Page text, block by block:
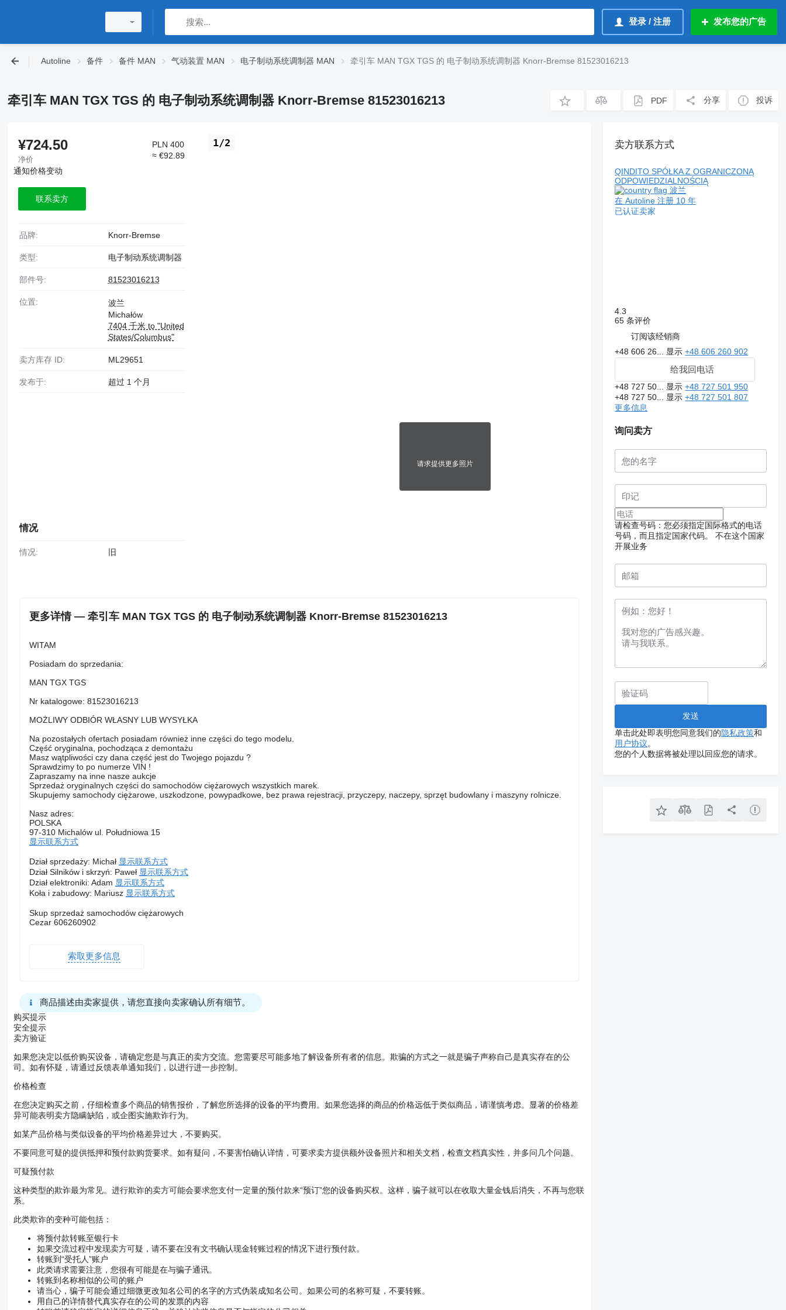
登录 / 注册 发布您的广告
Autoline 备件 备件 MAN 气动装置 MAN 电子制动系统调制器 MAN 牵引车 MAN TGX TGS 的 电子制动系统调制器 Knorr-Bremse 81523016213
牵引车 MAN TGX TGS 的 电子制动系统调制器 Knorr-Bremse 81523016213 PDF 分享 投诉
请求提供更多照片
1/2
¥724.50
净价
PLN 400
≈ €92.89
通知价格变动
联系卖方
品牌: Knorr-Bremse
类型: 电子制动系统调制器
部件号: 81523016213
位置:
波兰
Michałów
7404 千米 to "United
States/Columbus"
卖方库存 ID: ML29651
发布于: 超过 1 个月
情况
情况: 旧
更多详情 — 牵引车 MAN TGX TGS 的 电子制动系统调制器 Knorr-Bremse 81523016213
WITAM
Posiadam do sprzedania:
MAN TGX TGS
Nr katalogowe: 81523016213
MOŻLIWY ODBIÓR WŁASNY LUB WYSYŁKA
Na pozostałych ofertach posiadam również inne części do tego modelu.
Część oryginalna, pochodząca z demontażu
Masz wątpliwości czy dana część jest do Twojego pojazdu ?
Sprawdzimy to po numerze VIN !
Zapraszamy na inne nasze aukcje
Sprzedaż oryginalnych części do samochodów ciężarowych wszystkich marek.
Skupujemy samochody ciężarowe, uszkodzone, powypadkowe, bez prawa rejestracji, przyczepy, naczepy, sprzęt budowlany i maszyny rolnicze.
Nasz adres:
POLSKA
97-310 Michalów ul. Południowa 15
显示联系方式
Dział sprzedaży: Michał 显示联系方式
Dział Silników i skrzyń: Paweł 显示联系方式
Dział elektroniki: Adam 显示联系方式
Koła i zabudowy: Mariusz 显示联系方式
Skup sprzedaż samochodów ciężarowych
Cezar 606260902
索取更多信息
商品描述由卖家提供，请您直接向卖家确认所有细节。
购买提示
安全提示
卖方验证
如果您决定以低价购买设备，请确定您是与真正的卖方交流。您需要尽可能多地了解设备所有者的信息。欺骗的方式之一就是骗子声称自己是真实存在的公
司。如有怀疑，请通过反馈表单通知我们，以进行进一步控制。
价格检查
在您决定购买之前，仔细检查多个商品的销售报价，了解您所选择的设备的平均费用。如果您选择的商品的价格远低于类似商品，请谨慎考虑。显著的价格差
异可能表明卖方隐瞒缺陷，或企图实施欺诈行为。
如某产品价格与类似设备的平均价格差异过大，不要购买。
不要同意可疑的提供抵押和预付款购货要求。如有疑问，不要害怕确认详情，可要求卖方提供额外设备照片和相关文档，检查文档真实性，并多问几个问题。
可疑预付款
这种类型的欺诈最为常见。进行欺诈的卖方可能会要求您支付一定量的预付款来“预订”您的设备购买权。这样，骗子就可以在收取大量金钱后消失，不再与您联
系。
此类欺诈的变种可能包括：
将预付款转账至银行卡
如果交流过程中发现卖方可疑，请不要在没有文书确认现金转账过程的情况下进行预付款。
转账到“受托人”账户
此类请求需要注意，您很有可能是在与骗子通讯。
转账到名称相似的公司的账户
请当心，骗子可能会通过细微更改知名公司的名字的方式伪装成知名公司。如果公司的名称可疑，不要转账。
用自己的详情替代真实存在的公司的发票的内容
卖方联系方式
QINDITO SPÓŁKA Z OGRANICZONĄ
ODPOWIEDZIALNOŚCIĄ
波兰
在 Autoline 注册 10 年
已认证卖家
4.3
65 条评价
订阅该经销商
+48 606 26... 显示+48 606 260 902
给我回电话
+48 727 50... 显示+48 727 501 950
+48 727 50... 显示+48 727 501 807
更多信息
询问卖方
请检查号码：您必须指定国际格式的电话
号码，而且指定国家代码。
不在这个国家
开展业务
单击此处即表明您同意我们的隐私政策和
用户协议。
您的个人数据将被处理以回应您的请求。